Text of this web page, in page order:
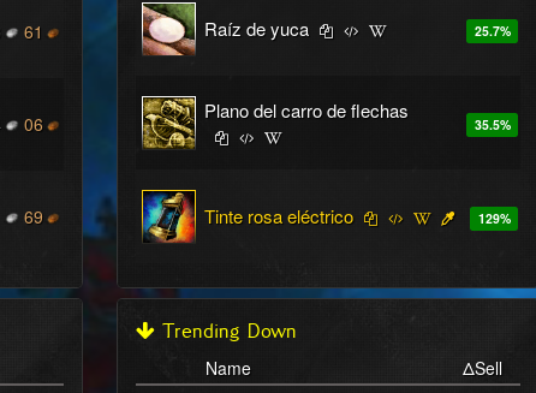
61
06
69
Raíz de yuca 25.7%
Plano del carro de flechas
35.5%
Tinte rosa eléctrico 129%
Trending Down
Name ΔSell